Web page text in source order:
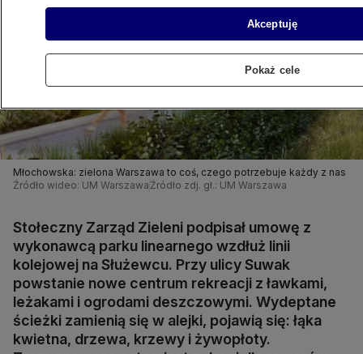
Młochowska: zielona Warszawa to coś, czego potrzebuje każdy z nas
Źródło wideo: UM Warszawa Źródło zdj. gł.: UM Warszawa
Stołeczny Zarząd Zieleni podpisał umowę z
wykonawcą parku linearnego wzdłuż linii
kolejowej na Służewcu. Przy ulicy Suwak
powstanie nowe centrum rekreacji z ławkami,
leżakami i ogrodami deszczowymi. Wydeptane
ścieżki zamienią się w alejki, pojawią się: łąka
kwietna, drzewa, krzewy i żywopłoty.
Akceptuję
Pokaż cele